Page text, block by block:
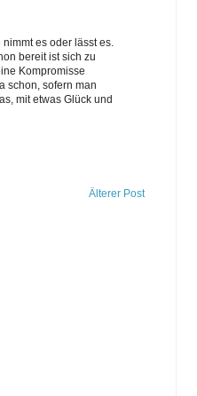
es oder lässt es.
bereit ist sich zu
Kompromisse
schon, sofern man
mit etwas Glück und
Älterer Post